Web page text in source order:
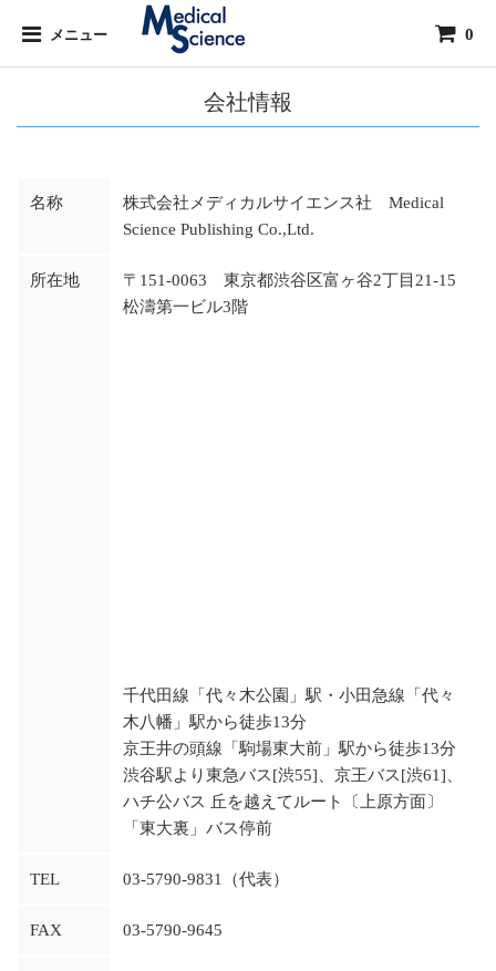
メニュー 0
会社情報
名称
株式会社メディカルサイエンス社 Medical
Science Publishing Co.,Ltd.
所在地
〒151-0063 東京都渋谷区富ヶ谷2丁目21-15
松濤第一ビル3階
千代田線「代々木公園」駅・小田急線「代々
木八幡」駅から徒歩13分
京王井の頭線「駒場東大前」駅から徒歩13分
渋谷駅より東急バス[渋55]、京王バス[渋61]、
ハチ公バス 丘を越えてルート〔上原方面〕
「東大裏」バス停前
TEL 03-5790-9831（代表）
FAX 03-5790-9645